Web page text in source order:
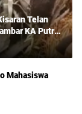
Telan
KA Putri
Mahasiswa